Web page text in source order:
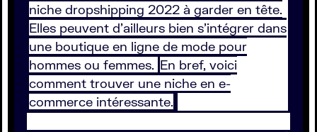
niche dropshipping 2022 à garder en tête.
Elles peuvent d’ailleurs bien s’intégrer dans
une boutique en ligne de mode pour
hommes ou femmes. En bref, voici
comment trouver une niche en e-
commerce intéressante.